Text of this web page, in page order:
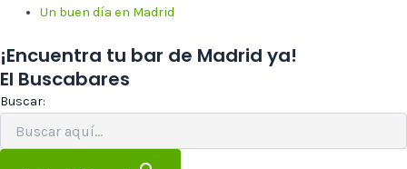
Un buen día en Madrid
¡Encuentra tu bar de Madrid ya!
El Buscabares
Buscar: